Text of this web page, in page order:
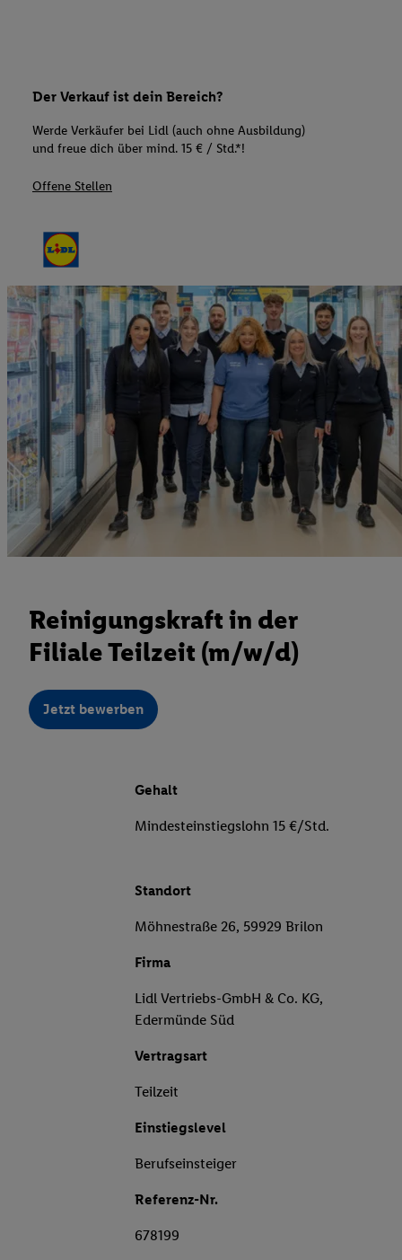
Der Verkauf ist dein Bereich?
Werde Verkäufer bei Lidl (auch ohne Ausbildung)
und freue dich über mind. 15 € / Std.*!
Offene Stellen
Reinigungskraft in der
Filiale Teilzeit (m/w/d)
Jetzt bewerben
Gehalt
Mindesteinstiegslohn 15 €/Std.
Standort
Möhnestraße 26, 59929 Brilon
Firma
Lidl Vertriebs-GmbH & Co. KG,
Edermünde Süd
Vertragsart
Teilzeit
Einstiegslevel
Berufseinsteiger
Referenz-Nr.
678199